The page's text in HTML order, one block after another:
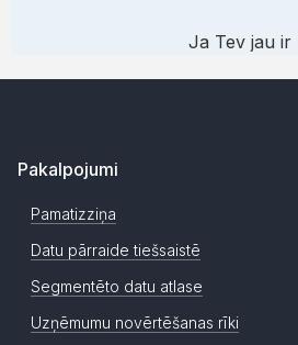
Ja Tev jau ir
Pakalpojumi
Pamatizziņa
Datu pārraide tiešsaistē
Segmentēto datu atlase
Uzņēmumu novērtēšanas rīki